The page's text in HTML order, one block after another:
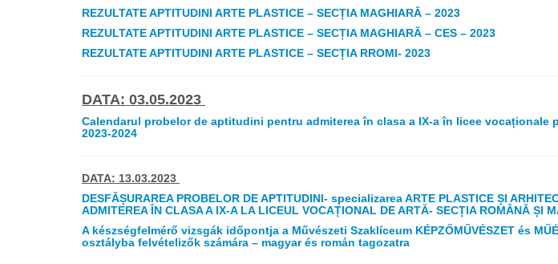
REZULTATE APTITUDINI ARTE PLASTICE – SECȚIA MAGHIARĂ – 2023
REZULTATE APTITUDINI ARTE PLASTICE – SECȚIA MAGHIARĂ – CES – 2023
REZULTATE APTITUDINI ARTE PLASTICE – SECȚIA RROMI- 2023
DATA: 03.05.2023
Calendarul probelor de aptitudini pentru admiterea în clasa a IX-a în licee vocaționale
2023-2024
DATA: 13.03.2023
DESFĂȘURAREA PROBELOR DE APTITUDINI- specializarea ARTE PLASTICE ȘI
ADMITEREA ÎN CLASA A IX-A LA LICEUL VOCAȚIONAL DE ARTĂ- SECȚIA ROMÂNĂ ȘI
A készségfelmérő vizsgák időpontja a Művészeti Szaklíceum KÉPZŐMŰVÉSZET és
osztályba felvételizők számára – magyar és román tagozatra